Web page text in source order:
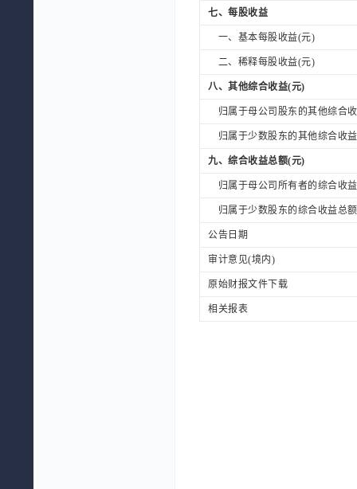
七、每股收益
一、基本每股收益(元)
二、稀释每股收益(元)
八、其他综合收益(元)
归属于母公司股东的其他综合
归属于少数股东的其他综合收
九、综合收益总额(元)
归属于母公司所有者的综合收
归属于少数股东的综合收益总
公告日期
审计意见(境内)
原始财报文件下载
相关报表